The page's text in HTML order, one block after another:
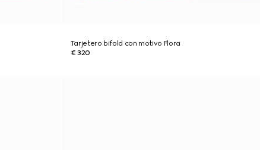
Tarjetero bifold con motivo Flora
€ 320